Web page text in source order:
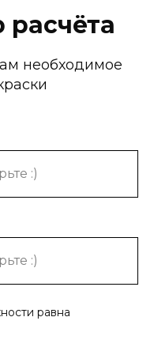
расчёта
необходимое
равна